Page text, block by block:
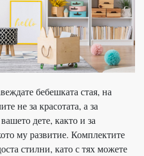
бебешката стая, на
не за красотата, а за
дете, както и за
му развитие. Комплектите
стилни, като с тях можете